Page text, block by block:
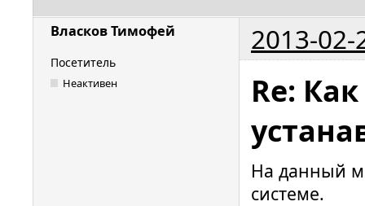
Власков Тимофей 2013-02-
Посетитель
Неактивен
Re:
На данный
системе.